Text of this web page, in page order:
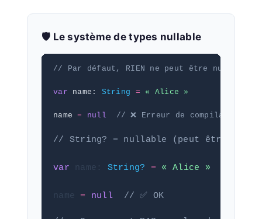
🛡️ Le système de types nullable
// Par défaut, RIEN ne peut être null
var name: String = « Alice »
name = null // ❌ Erreur de compilation !
// String? = nullable (peut être null)
var name: String? = « Alice »
name = null // ✅ OK